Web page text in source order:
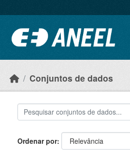
Conjuntos de dados
Ordenar por